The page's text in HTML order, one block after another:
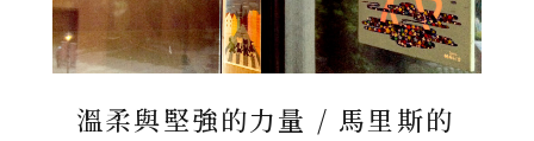
溫柔與堅強的力量 / 馬里斯的